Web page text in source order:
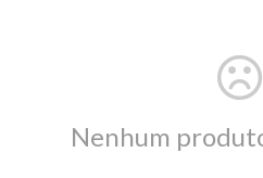
Nenhum